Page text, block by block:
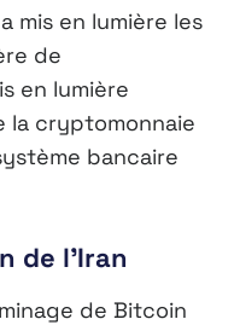
mis en lumière les
de
en lumière
la cryptomonnaie
bancaire
de l’Iran
de Bitcoin